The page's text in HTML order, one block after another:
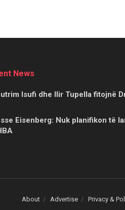
News
Isufi dhe Ilir Tupella fitojnë
Eisenberg: Nuk planifikon të
About Advertise Privacy &